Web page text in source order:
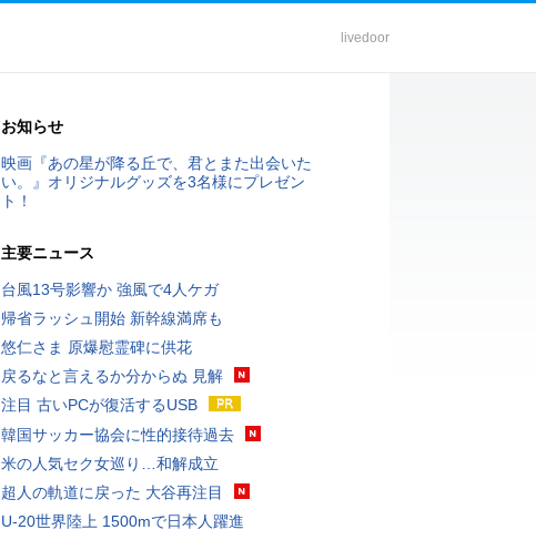
livedoor
お知らせ
映画『あの星が降る丘で、君とまた出会いた
い。』オリジナルグッズを3名様にプレゼン
ト！
主要ニュース
台風13号影響か 強風で4人ケガ
帰省ラッシュ開始 新幹線満席も
悠仁さま 原爆慰霊碑に供花
戻るなと言えるか分からぬ 見解
注目 古いPCが復活するUSB
韓国サッカー協会に性的接待過去
米の人気セク女巡り…和解成立
超人の軌道に戻った 大谷再注目
U-20世界陸上 1500mで日本人躍進